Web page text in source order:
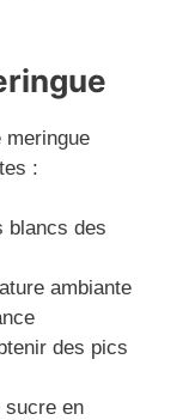
meringue
:
blancs des
ambiante
des pics
sucre en